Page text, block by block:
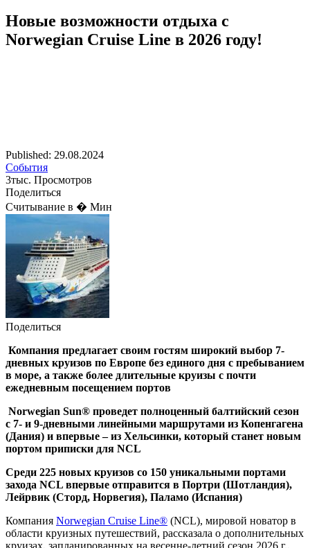
Новые возможности отдыха с
Norwegian Cruise Line в 2026 году!
Published: 29.08.2024
События
3тыс. Просмотров
Поделиться
Считывание в � Мин
Поделиться
Компания предлагает своим гостям широкий выбор 7-
дневных круизов по Европе без единого дня с пребыванием
в море, а также более длительные круизы с почти
ежедневным посещением портов
Norwegian Sun® проведет полноценный балтийский сезон
с 7- и 9-дневными линейными маршрутами из Копенгагена
(Дания) и впервые – из Хельсинки, который станет новым
портом приписки для NCL
Среди 225 новых круизов со 150 уникальными портами
захода NCL впервые отправится в Портри (Шотландия),
Лейрвик (Сторд, Норвегия), Паламо (Испания)
Компания Norwegian Cruise Line® (NCL), мировой новатор в
области круизных путешествий, рассказала о дополнительных
круизах, запланированных на весенне-летний сезон 2026 г.,